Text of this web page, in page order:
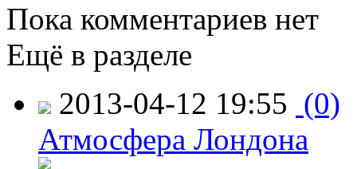
Пока комментариев нет
Ещё в разделе
2013-04-12 19:55 (0)
Атмосфера Лондона